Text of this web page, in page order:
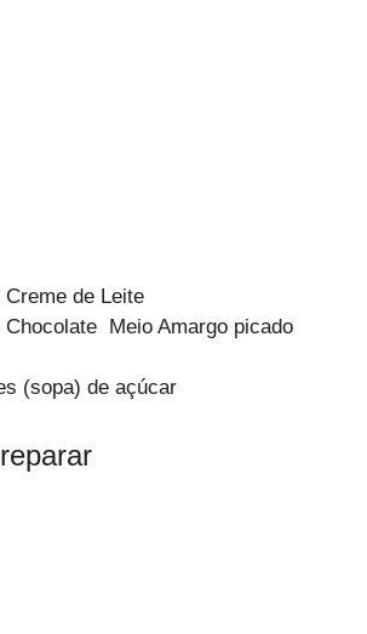
Creme de Leite
Chocolate Meio Amargo picado
(sopa) de açúcar